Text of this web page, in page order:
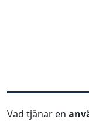
Vad tjänar en